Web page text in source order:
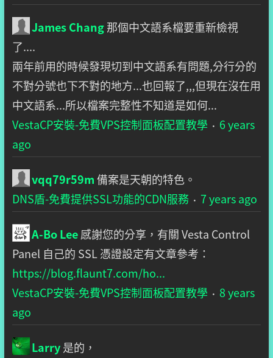
James Chang 那個中文語系檔要重新檢視
了....
兩年前用的時候發現切到中文語系有問題,分行分的
不對分號也下不對的地方...也回報了,,,但現在沒在用
中文語系...所以檔案完整性不知道是如何...
VestaCP安裝-免費VPS控制面板配置教學 · 6 years
ago
vqq79r59m備案是天朝的特色。
DNS盾-免費提供SSL功能的CDN服務· 7 years ago
A-Bo Lee 感謝您的分享，有關 Vesta Control
Panel 自己的 SSL 憑證設定有文章參考：
https://blog.flaunt7.com/ho...
VestaCP安裝-免費VPS控制面板配置教學 · 8 years
ago
Larry 是的，